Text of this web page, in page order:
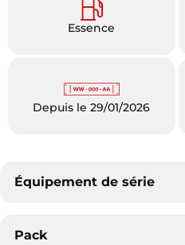
Essence
Depuis le 29/01/2026
Équipement de série
Pack